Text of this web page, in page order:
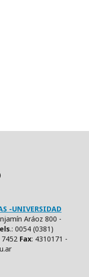
-UNIVERSIDAD
Aráoz 800 -
.: 0054 (0381)
Fax: 4310171 -